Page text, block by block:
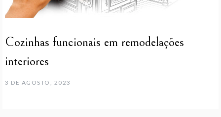
Cozinhas funcionais em remodelações
interiores
3 DE AGOSTO, 2023